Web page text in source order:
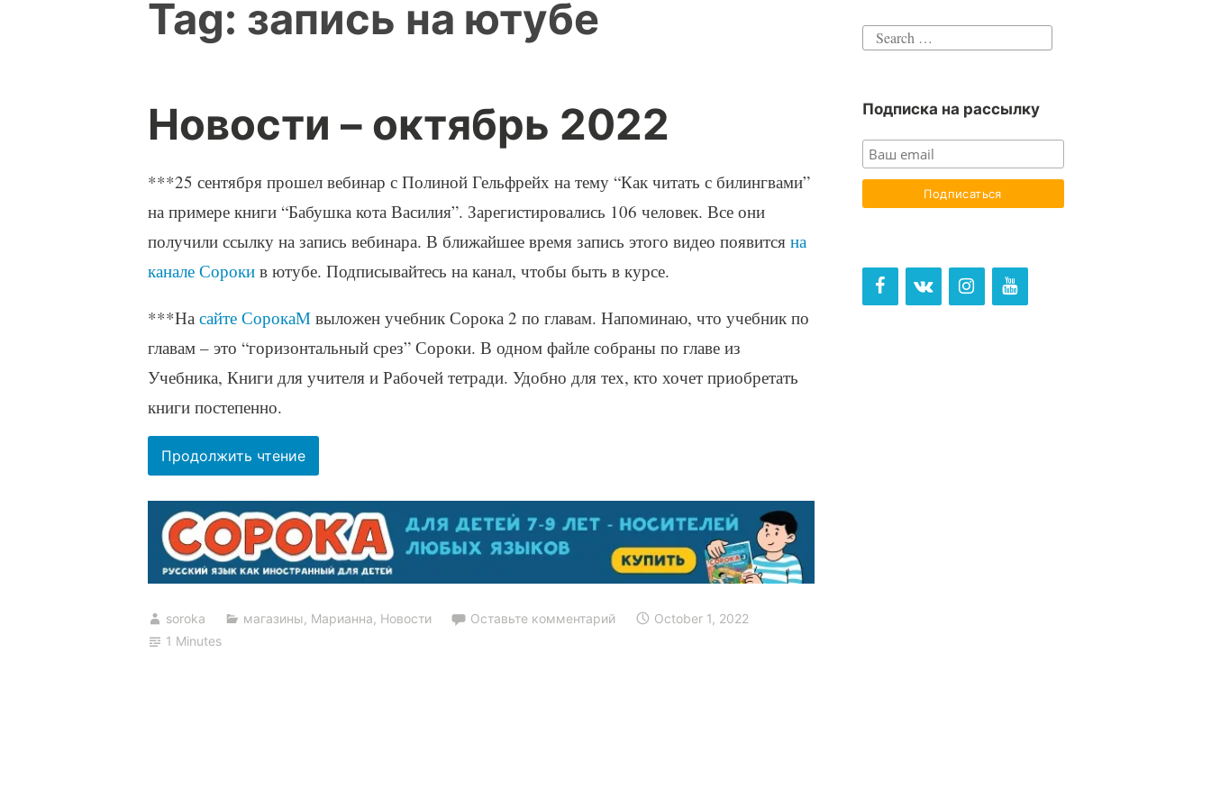
Tag: запись на ютубе
Новости – октябрь 2022
***25 сентября прошел вебинар с Полиной Гельфрейх на тему “Как читать с билингвами”
на примере книги “Бабушка кота Василия”. Зарегистировались 106 человек. Все они
получили ссылку на запись вебинара. В ближайшее время запись этого видео появится на
канале Сорокив ютубе. Подписывайтесь на канал, чтобы быть в курсе.
***На сайте СорокаМвыложен учебник Сорока 2 по главам. Напоминаю, что учебник по
главам – это “горизонтальный срез” Сороки. В одном файле собраны по главе из
Учебника, Книги для учителя и Рабочей тетради. Удобно для тех, кто хочет приобретать
книги постепенно.
Продолжить чтение“Новости
–
октябрь
2022”
soroka магазины, Марианна, Новости Оставьте комментарий
October 1, 2022
1 Minutes
Search
Подписка на рассылку